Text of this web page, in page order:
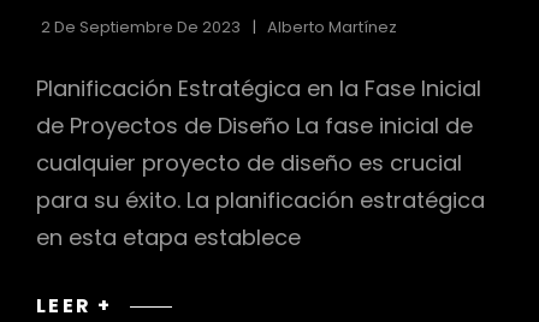
2 De Septiembre De 2023 Alberto Martínez
Planificación Estratégica en la Fase Inicial
de Proyectos de Diseño La fase inicial de
cualquier proyecto de diseño es crucial
para su éxito. La planificación estratégica
en esta etapa establece
LEER +
PLANIFICACIÓN